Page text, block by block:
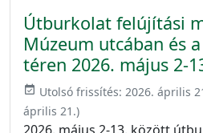
Útburkolat felújítási
Múzeum utcában és
téren 2026. május 2-
event_available Utolsó frissítés: 2026. április
április 21.)